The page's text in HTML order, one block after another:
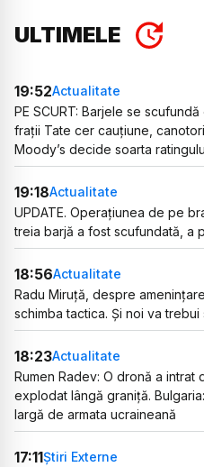
ULTIMELE
19:52Actualitate
PE SCURT: Barjele se
frații Tate cer cauțiune,
Moody’s decide soarta
19:18Actualitate
UPDATE. Operațiunea de pe
treia barjă a fost scufundată, a
18:56Actualitate
Radu Miruță, despre
schimba tactica. Și noi va trebui
18:23Actualitate
Rumen Radev: O dronă a intrat
explodat lângă graniță.
largă de armata ucraineană
17:11Știri Externe